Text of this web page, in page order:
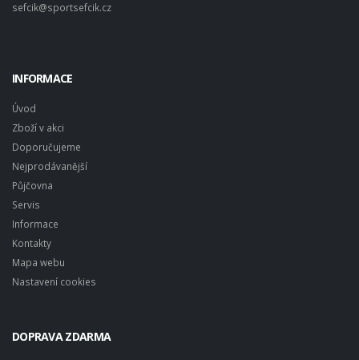
sefcik@sportsefcik.cz
INFORMACE
Úvod
Zboží v akci
Doporučujeme
Nejprodávanější
Půjčovna
Servis
Informace
Kontakty
Mapa webu
Nastavení cookies
DOPRAVA ZDARMA